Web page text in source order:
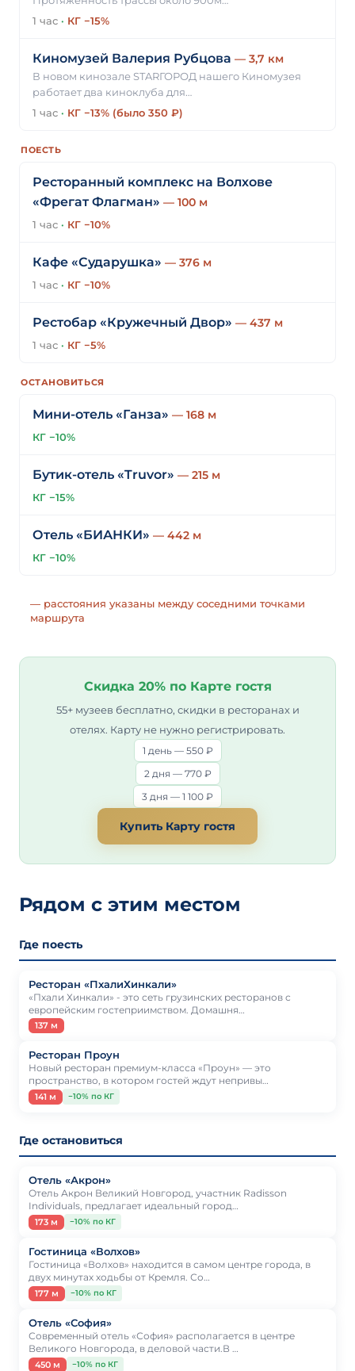
1 час · КГ −15%
Киномузей Валерия Рубцова — 3,7 км
В новом кинозале STARГОРОД нашего Киномузея
работает два киноклуба для…
1 час · КГ −13% (было 350 ₽)
ПОЕСТЬ
Ресторанный комплекс на Волхове
«Фрегат Флагман» — 100 м
1 час · КГ −10%
Кафе «Сударушка» — 376 м
1 час · КГ −10%
Рестобар «Кружечный Двор» — 437 м
1 час · КГ −5%
ОСТАНОВИТЬСЯ
Мини-отель «Ганза» — 168 м
КГ −10%
Бутик-отель «Truvor» — 215 м
КГ −15%
Отель «БИАНКИ» — 442 м
КГ −10%
— расстояния указаны между соседними точками
маршрута
Скидка 20% по Карте гостя
55+ музеев бесплатно, скидки в ресторанах и
отелях. Карту не нужно регистрировать.
1 день — 550 ₽
2 дня — 770 ₽
3 дня — 1 100 ₽
Купить Карту гостя
Рядом с этим местом
Где поесть
Ресторан «ПхалиХинкали»
«Пхали Хинкали» - это сеть грузинских ресторанов с
европейским гостеприимством. Домашня…
137 м
Ресторан Проун
Новый ресторан премиум-класса «Проун» — это
пространство, в котором гостей ждут непривы…
141 м −10% по КГ
Где остановиться
Отель «Акрон»
Отель Акрон Великий Новгород, участник Radisson
Individuals, предлагает идеальный город…
173 м −10% по КГ
Гостиница «Волхов»
Гостиница «Волхов» находится в самом центре города, в
двух минутах ходьбы от Кремля. Со…
177 м −10% по КГ
Отель «София»
Современный отель «София» располагается в центре
Великого Новгорода, в деловой части.В …
450 м −10% по КГ